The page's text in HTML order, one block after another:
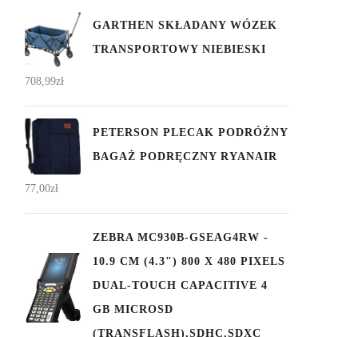
GARTHEN SKŁADANY WÓZEK
TRANSPORTOWY NIEBIESKI
708,99zł
PETERSON PLECAK PODRÓŻNY
BAGAŻ PODRĘCZNY RYANAIR
77,00zł
ZEBRA MC930B-GSEAG4RW -
10.9 CM (4.3") 800 X 480 PIXELS
DUAL-TOUCH CAPACITIVE 4
GB MICROSD
(TRANSFLASH),SDHC,SDXC